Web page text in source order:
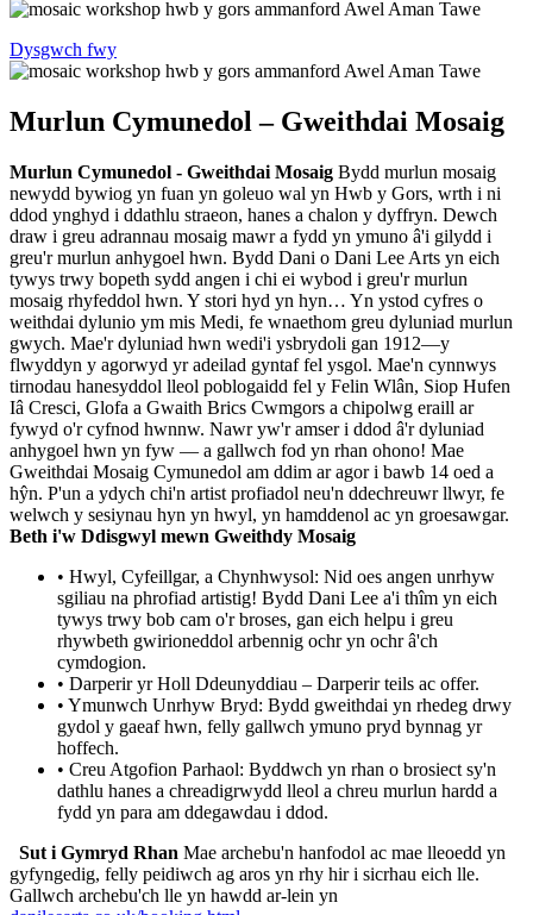
Dysgwch fwy
Murlun Cymunedol – Gweithdai Mosaig
Murlun Cymunedol - Gweithdai Mosaig Bydd murlun mosaig
newydd bywiog yn fuan yn goleuo wal yn Hwb y Gors, wrth i ni
ddod ynghyd i ddathlu straeon, hanes a chalon y dyffryn. Dewch
draw i greu adrannau mosaig mawr a fydd yn ymuno â'i gilydd i
greu'r murlun anhygoel hwn. Bydd Dani o Dani Lee Arts yn eich
tywys trwy bopeth sydd angen i chi ei wybod i greu'r murlun
mosaig rhyfeddol hwn. Y stori hyd yn hyn… Yn ystod cyfres o
weithdai dylunio ym mis Medi, fe wnaethom greu dyluniad murlun
gwych. Mae'r dyluniad hwn wedi'i ysbrydoli gan 1912—y
flwyddyn y agorwyd yr adeilad gyntaf fel ysgol. Mae'n cynnwys
tirnodau hanesyddol lleol poblogaidd fel y Felin Wlân, Siop Hufen
Iâ Cresci, Glofa a Gwaith Brics Cwmgors a chipolwg eraill ar
fywyd o'r cyfnod hwnnw. Nawr yw'r amser i ddod â'r dyluniad
anhygoel hwn yn fyw — a gallwch fod yn rhan ohono! Mae
Gweithdai Mosaig Cymunedol am ddim ar agor i bawb 14 oed a
hŷn. P'un a ydych chi'n artist profiadol neu'n ddechreuwr llwyr, fe
welwch y sesiynau hyn yn hwyl, yn hamddenol ac yn groesawgar.
Beth i'w Ddisgwyl mewn Gweithdy Mosaig
• Hwyl, Cyfeillgar, a Chynhwysol: Nid oes angen unrhyw
sgiliau na phrofiad artistig! Bydd Dani Lee a'i thîm yn eich
tywys trwy bob cam o'r broses, gan eich helpu i greu
rhywbeth gwirioneddol arbennig ochr yn ochr â'ch
cymdogion.
• Darperir yr Holl Ddeunyddiau – Darperir teils ac offer.
• Ymunwch Unrhyw Bryd: Bydd gweithdai yn rhedeg drwy
gydol y gaeaf hwn, felly gallwch ymuno pryd bynnag yr
hoffech.
• Creu Atgofion Parhaol: Byddwch yn rhan o brosiect sy'n
dathlu hanes a chreadigrwydd lleol a chreu murlun hardd a
fydd yn para am ddegawdau i ddod.
Sut i Gymryd Rhan Mae archebu'n hanfodol ac mae lleoedd yn
gyfyngedig, felly peidiwch ag aros yn rhy hir i sicrhau eich lle.
Gallwch archebu'ch lle yn hawdd ar-lein yn